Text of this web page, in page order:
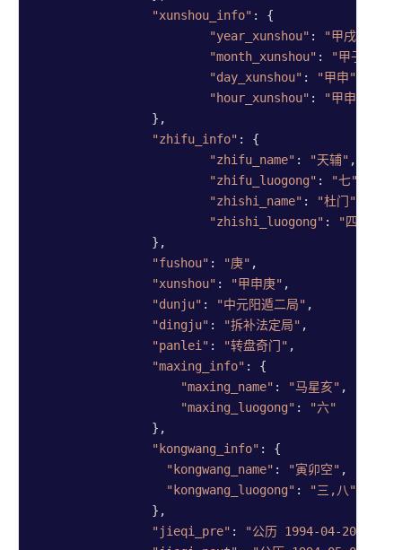
"xunshou_info" : {
"year_xunshou" : "甲戌"
"month_xunshou" : "甲子"
"day_xunshou" : "甲申"
"hour_xunshou" :
"甲申"
"zhifu_info" : {
"zhifu_name" : "天辅" ,
"zhifu_luogong" : "七"
"zhishi_name" : "杜门"
"zhishi_luogong" : "四"
"fushou" : "庚" ,
"xunshou" : "甲申庚" ,
"dunju" : "中元阳遁二局" ,
"dingju" : "拆补法定局" ,
"panlei" : "转盘奇门" ,
"maxing_info" : {
"maxing_name" : "马星亥"
"maxing_luogong" : "六"
"kongwang_info" : {
"kongwang_name" : "寅卯空" ,
"kongwang_luogong" : "三,八"
"jieqi_pre" :
"公历 1994-04-20